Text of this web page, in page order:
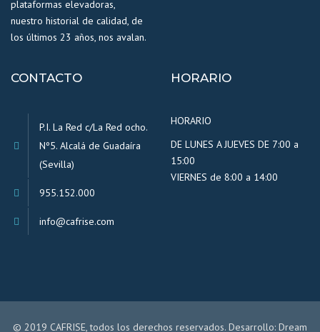
plataformas elevadoras,
nuestro historial de calidad, de
los últimos 23 años, nos avalan.
CONTACTO
P.I. La Red c/La Red ocho.
Nº5. Alcalá de Guadaíra
(Sevilla)
955.152.000
info@cafrise.com
HORARIO
HORARIO
DE LUNES A JUEVES DE 7:00 a
15:00
VIERNES de 8:00 a 14:00
© 2019 CAFRISE, todos los derechos reservados. Desarrollo: Dream